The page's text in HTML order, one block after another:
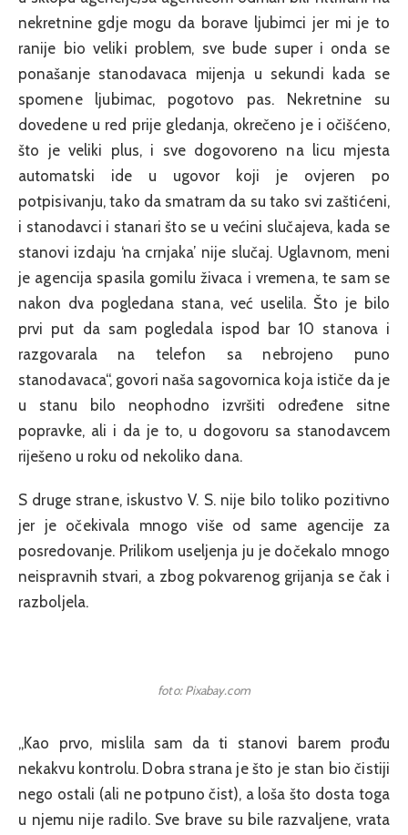
nekretnine gdje mogu da borave ljubimci jer mi je to
ranije bio veliki problem, sve bude super i onda se
ponašanje stanodavaca mijenja u sekundi kada se
spomene ljubimac, pogotovo pas. Nekretnine su
dovedene u red prije gledanja, okrečeno je i očišćeno,
što je veliki plus, i sve dogovoreno na licu mjesta
automatski ide u ugovor koji je ovjeren po
potpisivanju, tako da smatram da su tako svi zaštićeni,
i stanodavci i stanari što se u većini slučajeva, kada se
stanovi izdaju ‘na crnjaka’ nije slučaj. Uglavnom, meni
je agencija spasila gomilu živaca i vremena, te sam se
nakon dva pogledana stana, već uselila. Što je bilo
prvi put da sam pogledala ispod bar 10 stanova i
razgovarala na telefon sa nebrojeno puno
stanodavaca“, govori naša sagovornica koja ističe da je
u stanu bilo neophodno izvršiti određene sitne
popravke, ali i da je to, u dogovoru sa stanodavcem
riješeno u roku od nekoliko dana.
S druge strane, iskustvo V. S. nije bilo toliko pozitivno
jer je očekivala mnogo više od same agencije za
posredovanje. Prilikom useljenja ju je dočekalo mnogo
neispravnih stvari, a zbog pokvarenog grijanja se čak i
razboljela.
foto: Pixabay.com
„Kao prvo, mislila sam da ti stanovi barem prođu
nekakvu kontrolu. Dobra strana je što je stan bio čistiji
nego ostali (ali ne potpuno čist), a loša što dosta toga
u njemu nije radilo. Sve brave su bile razvaljene, vrata